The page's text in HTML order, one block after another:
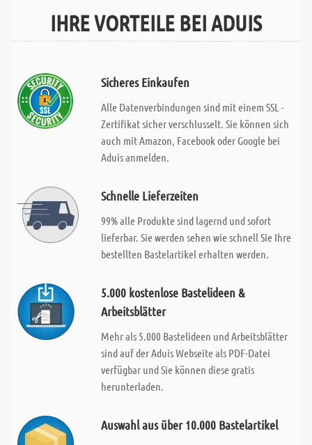
IHRE VORTEILE BEI ADUIS
Sicheres Einkaufen
Alle Datenverbindungen sind mit einem SSL -
Zertifikat sicher verschlusselt. Sie können sich
auch mit Amazon, Facebook oder Google bei
Aduis anmelden.
Schnelle Lieferzeiten
99% alle Produkte sind lagernd und sofort
lieferbar. Sie werden sehen wie schnell Sie Ihre
bestellten Bastelartikel erhalten werden.
5.000 kostenlose Bastelideen &
Arbeitsblätter
Mehr als 5.000 Bastelideen und Arbeitsblätter
sind auf der Aduis Webseite als PDF-Datei
verfügbar und Sie können diese gratis
herunterladen.
Auswahl aus über 10.000 Bastelartikel